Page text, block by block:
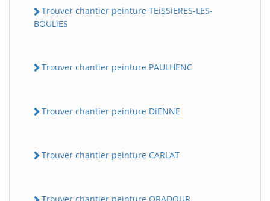
Trouver chantier peinture TEiSSiERES-LES-
BOULiES
Trouver chantier peinture PAULHENC
Trouver chantier peinture DiENNE
Trouver chantier peinture CARLAT